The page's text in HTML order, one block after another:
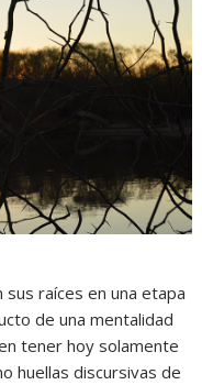
raíces en una etapa
de una mentalidad
tener hoy solamente
huellas discursivas de